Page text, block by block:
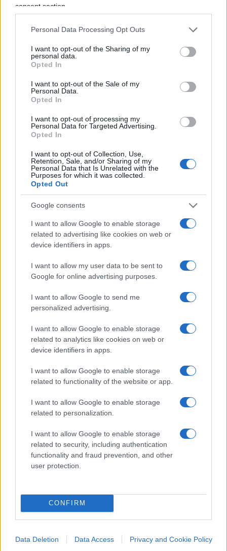
consent section.
Personal Data Processing Opt Outs
I want to opt-out of the Sharing of my
personal data.
Opted In
I want to opt-out of the Sale of my
Personal Data.
Opted In
I want to opt-out of processing my
Personal Data for Targeted Advertising.
Opted In
I want to opt-out of Collection, Use,
Retention, Sale, and/or Sharing of my
Personal Data that Is Unrelated with the
Purposes for which it was collected.
Opted Out
Google consents
I want to allow Google to enable storage
related to advertising like cookies on web or
device identifiers in apps.
I want to allow my user data to be sent to
Google for online advertising purposes.
I want to allow Google to send me
personalized advertising.
I want to allow Google to enable storage
related to analytics like cookies on web or
device identifiers in apps.
I want to allow Google to enable storage
related to functionality of the website or app.
I want to allow Google to enable storage
related to personalization.
I want to allow Google to enable storage
related to security, including authentication
functionality and fraud prevention, and other
user protection.
CONFIRM
Data Deletion Data Access Privacy and Cookie Policy
#RELAZIONE
Commenta per primo
Decreto PA: ecco tutte le
spese per le assunzioni statali
Analisi del provvedimento varato ieri dal governo
tra commissari per il Covid e l'ennesima infornata
nella scuola
Enrico Foscarini
6 Agosto 2026, 16:00
1.4k